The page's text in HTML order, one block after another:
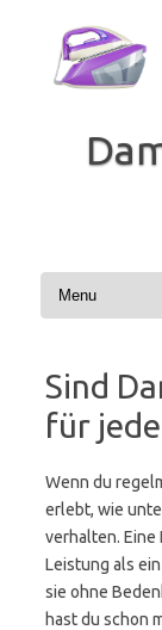
springen
Sind
für
Wenn du
erlebt, wie
verhalten.
Leistung als
sie ohne
hast du schon